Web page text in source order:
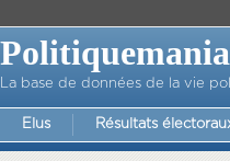
Politiquemania
La base de données de la vie
Elus Résultats